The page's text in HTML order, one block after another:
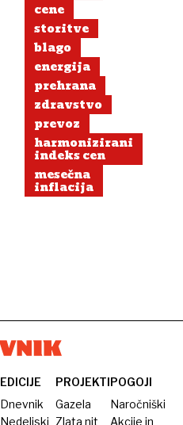
cene
storitve
blago
energija
prehrana
zdravstvo
prevoz
harmonizirani
indeks cen
mesečna
inflacija
EDICIJE
Dnevnik
Nedeljski
PROJEKTI
Gazela
Zlata nit
POGOJI
Naročniški
Akcije in